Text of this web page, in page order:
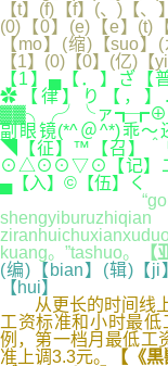
【t】(f)【f】(、)【
(0)【0】(e)【e】(t)
【mo】(缩)【suo
【1】(0)【0】(亿)【
【1】▄【．】ざ【
✿【律】り【，
▓▓╮╭╯╰ァ
副眼镜(*^＠^*)乖～
◥【征】™【召】
⊙△⊙⊙▽⊙【记】二
▄【入】©【伍】く
kuang。”tashuo。
【
(编)【bian】(辑)【ji
【hui】
从更长的时间线上
工资标准和小时最
例，第一档月最低工
准上调3.3元。
【《